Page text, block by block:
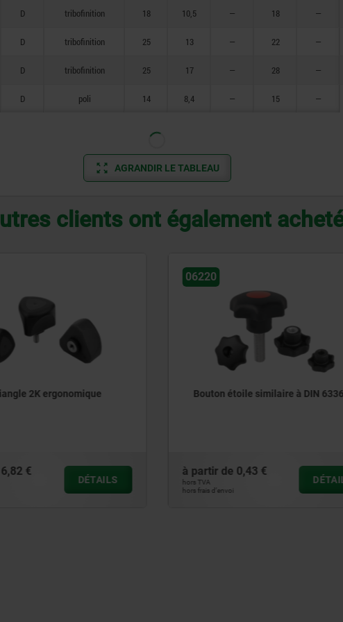
D tribofinition 18 10,5 — 18 —
D tribofinition 25 13 — 22 —
D tribofinition 25 17 — 28 —
D poli 14 8,4 — 15 —
AGRANDIR LE TABLEAU
clients ont également
similaire à DIN 6336
0,43 €
DÉTAILS
06160
Ecrou croisillon en fonte grise DIN
à partir de 2,09 €
hors TVA
hors frais d’envoi